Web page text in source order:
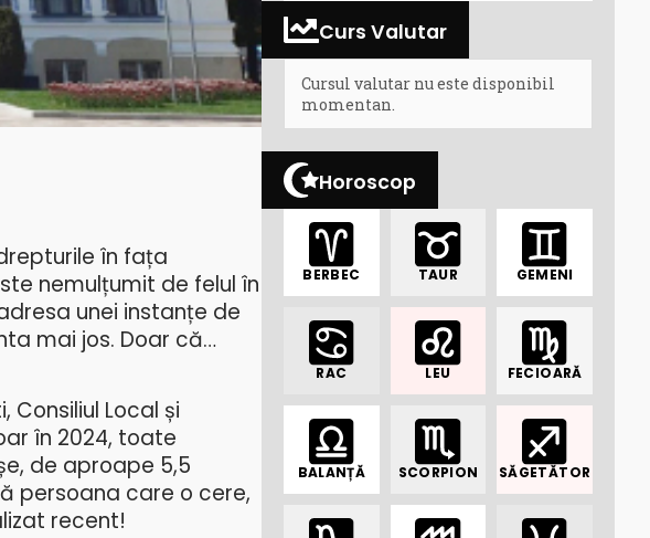
în fața
nemulțumit de felul în
unei instanțe de
mai jos. Doar că…
Consiliul Local și
în 2024, toate
de aproape 5,5
persoana care o cere,
recent!
Curs Valutar
Cursul valutar nu este disponibil
momentan.
Horoscop
BERBEC TAUR GEMENI
RAC LEU FECIOARĂ
BALANȚĂ SCORPION SĂGETĂTOR